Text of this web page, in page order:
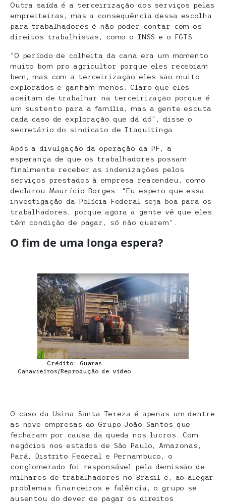
Outra saída é a terceirização dos serviços pelas
empreiteiras, mas a consequência dessa escolha
para trabalhadores é não poder contar com os
direitos trabalhistas, como o INSS e o FGTS.
“O período de colheita da cana era um momento
muito bom pro agricultor porque eles recebiam
bem, mas com a terceirização eles são muito
explorados e ganham menos. Claro que eles
aceitam de trabalhar na terceirização porque é
um sustento para a família, mas a gente escuta
cada caso de exploração que dá dó”, disse o
secretário do sindicato de Itaquitinga.
Após a divulgação da operação da PF, a
esperança de que os trabalhadores possam
finalmente receber as indenizações pelos
serviços prestados à empresa reacendeu, como
declarou Maurício Borges. “Eu espero que essa
investigação da Polícia Federal seja boa para os
trabalhadores, porque agora a gente vê que eles
têm condição de pagar, só não querem”.
O fim de uma longa espera?
Crédito: Guaras
Canavieiros/Reprodução de vídeo
O caso da Usina Santa Tereza é apenas um dentre
as nove empresas do Grupo João Santos que
fecharam por causa da queda nos lucros. Com
negócios nos estados de São Paulo, Amazonas,
Pará, Distrito Federal e Pernambuco, o
conglomerado foi responsável pela demissão de
milhares de trabalhadores no Brasil e, ao alegar
problemas financeiros e falência, o grupo se
ausentou do dever de pagar os direitos